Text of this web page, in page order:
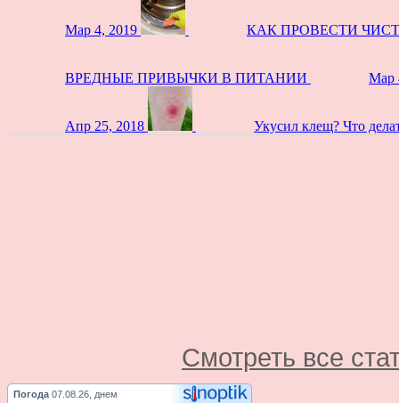
Мар 4, 2019 КАК ПРОВЕСТИ
ВРЕДНЫЕ ПРИВЫЧКИ В ПИТАНИИ Мар
Апр 25, 2018 Укусил клещ? Что
Смотреть все
Погода 07.08.26, днем